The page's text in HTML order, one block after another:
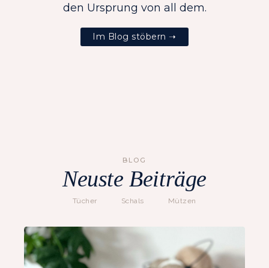
den Ursprung von all dem.
Im Blog stöbern ➝
BLOG
Neuste Beiträge
Tücher Schals Mützen